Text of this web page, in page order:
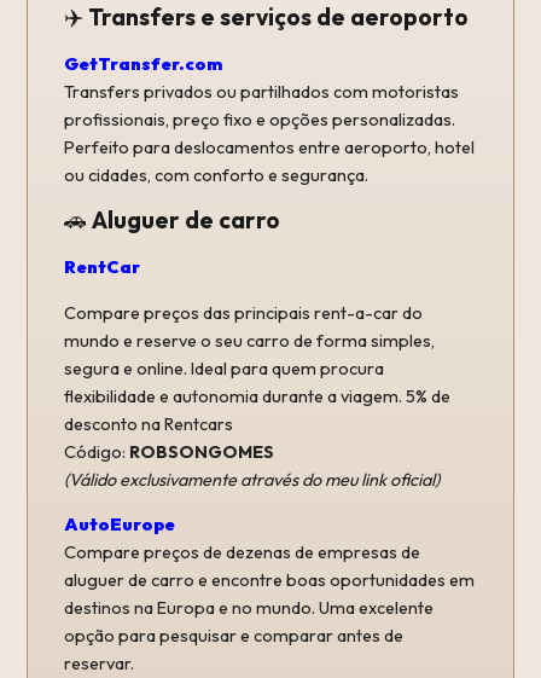
✈️ Transfers e serviços de aeroporto
GetTransfer.com
Transfers privados ou partilhados com motoristas
profissionais, preço fixo e opções personalizadas.
Perfeito para deslocamentos entre aeroporto, hotel
ou cidades, com conforto e segurança.
🚗Aluguer de carro
RentCar
Compare preços das principais rent-a-car do
mundo e reserve o seu carro de forma simples,
segura e online. Ideal para quem procura
flexibilidade e autonomia durante a viagem.5% de
desconto na Rentcars
Código: ROBSONGOMES
(Válido exclusivamente através do meu link oficial)
AutoEurope
Compare preços de dezenas de empresas de
aluguer de carro e encontre boas oportunidades em
destinos na Europa e no mundo. Uma excelente
opção para pesquisar e comparar antes de
reservar.